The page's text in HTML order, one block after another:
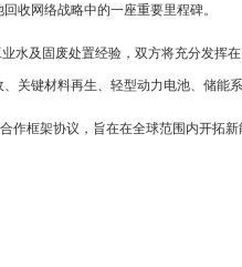
收网络战略中的一座重要里程碑。
水及固废处置经验，双方将充分发挥
关键材料再生、轻型动力电池、储能
作框架协议，旨在在全球范围内开拓